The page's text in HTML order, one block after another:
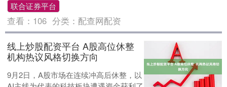
联合证券平台
查看： 106 分类： 配查网配资
线上炒股配资平台 A股高位休整
机构热议风格切换方向
9月2日，A股市场在连续冲高后休整，以